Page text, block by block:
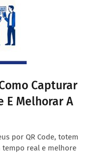
Capturar
E Melhorar A
por QR Code, totem
tempo real e melhore